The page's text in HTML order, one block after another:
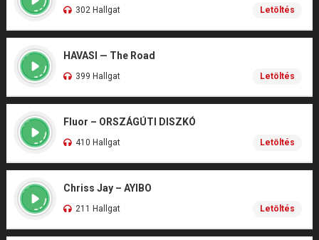
302 Hallgat Letöltés
HAVASI — The Road
399 Hallgat Letöltés
Fluor – ORSZÁGÚTI DISZKÓ
410 Hallgat Letöltés
Chriss Jay – AYIBO
211 Hallgat Letöltés